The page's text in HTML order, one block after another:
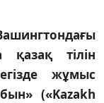
қазақ тілін
жұмыс
(«Kazakh